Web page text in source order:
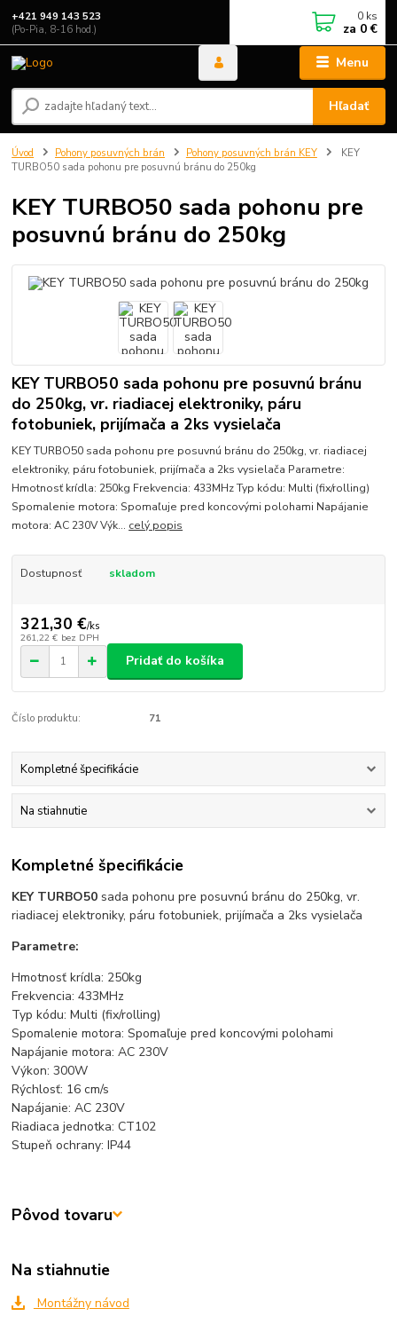
Menu
Hľadať
+421 949 143 523
(Po-Pia, 8-16 hod.)
0 ks
za 0 €
Úvod Pohony posuvných brán Pohony posuvných brán KEY
KEY
TURBO50 sada pohonu pre posuvnú bránu do 250kg
KEY TURBO50 sada pohonu pre
posuvnú bránu do 250kg
KEY TURBO50 sada pohonu pre posuvnú bránu
do 250kg, vr. riadiacej elektroniky, páru
fotobuniek, prijímača a 2ks vysielača
KEY TURBO50 sada pohonu pre posuvnú bránu do 250kg, vr. riadiacej
elektroniky, páru fotobuniek, prijímača a 2ks vysielača Parametre:
Hmotnosť krídla: 250kg Frekvencia: 433MHz Typ kódu: Multi (fix/rolling)
Spomalenie motora: Spomaľuje pred koncovými polohami Napájanie
motora: AC 230V Výk... celý popis
Dostupnosť skladom
321,30 €/ks
261,22 € bez DPH
Pridať do košíka
Číslo produktu: 71
Kompletné špecifikácie
Na stiahnutie
Kompletné špecifikácie
KEY TURBO50 sada pohonu pre posuvnú bránu do 250kg, vr.
riadiacej elektroniky, páru fotobuniek, prijímača a 2ks vysielača
Parametre:
Hmotnosť krídla: 250kg
Frekvencia: 433MHz
Typ kódu: Multi (fix/rolling)
Spomalenie motora: Spomaľuje pred koncovými polohami
Napájanie motora: AC 230V
Výkon: 300W
Rýchlosť: 16 cm/s
Napájanie: AC 230V
Riadiaca jednotka:CT102
Stupeň ochrany: IP44
Pôvod tovaru
Na stiahnutie
Montážny návod